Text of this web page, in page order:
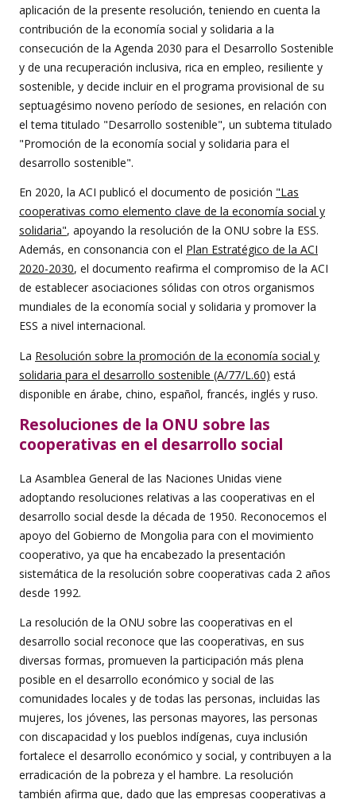
aplicación de la presente resolución, teniendo en cuenta la
contribución de la economía social y solidaria a la
consecución de la Agenda 2030 para el Desarrollo Sostenible
y de una recuperación inclusiva, rica en empleo, resiliente y
sostenible, y decide incluir en el programa provisional de su
septuagésimo noveno período de sesiones, en relación con
el tema titulado "Desarrollo sostenible", un subtema titulado
"Promoción de la economía social y solidaria para el
desarrollo sostenible".
En 2020, la ACI publicó el documento de posición "Las
cooperativas como elemento clave de la economía social y
solidaria", apoyando la resolución de la ONU sobre la ESS.
Además, en consonancia con el Plan Estratégico de la ACI
2020-2030, el documento reafirma el compromiso de la ACI
de establecer asociaciones sólidas con otros organismos
mundiales de la economía social y solidaria y promover la
ESS a nivel internacional.
La Resolución sobre la promoción de la economía social y
solidaria para el desarrollo sostenible (A/77/L.60) está
disponible en árabe, chino, español, francés, inglés y ruso.
Resoluciones de la ONU sobre las
cooperativas en el desarrollo social
La Asamblea General de las Naciones Unidas viene
adoptando resoluciones relativas a las cooperativas en el
desarrollo social desde la década de 1950. Reconocemos el
apoyo del Gobierno de Mongolia para con el movimiento
cooperativo, ya que ha encabezado la presentación
sistemática de la resolución sobre cooperativas cada 2 años
desde 1992.
La resolución de la ONU sobre las cooperativas en el
desarrollo social reconoce que las cooperativas, en sus
diversas formas, promueven la participación más plena
posible en el desarrollo económico y social de las
comunidades locales y de todas las personas, incluidas las
mujeres, los jóvenes, las personas mayores, las personas
con discapacidad y los pueblos indígenas, cuya inclusión
fortalece el desarrollo económico y social, y contribuyen a la
erradicación de la pobreza y el hambre. La resolución
también afirma que, dado que las empresas cooperativas a